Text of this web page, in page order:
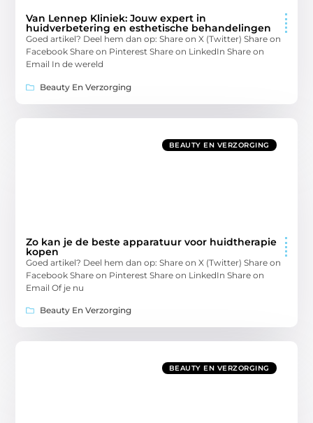
Van Lennep Kliniek: Jouw expert in
huidverbetering en esthetische behandelingen
Goed artikel? Deel hem dan op: Share on X (Twitter) Share on
Facebook Share on Pinterest Share on LinkedIn Share on
Email In de wereld
Beauty En Verzorging
BEAUTY EN VERZORGING
Zo kan je de beste apparatuur voor huidtherapie
kopen
Goed artikel? Deel hem dan op: Share on X (Twitter) Share on
Facebook Share on Pinterest Share on LinkedIn Share on
Email Of je nu
Beauty En Verzorging
BEAUTY EN VERZORGING